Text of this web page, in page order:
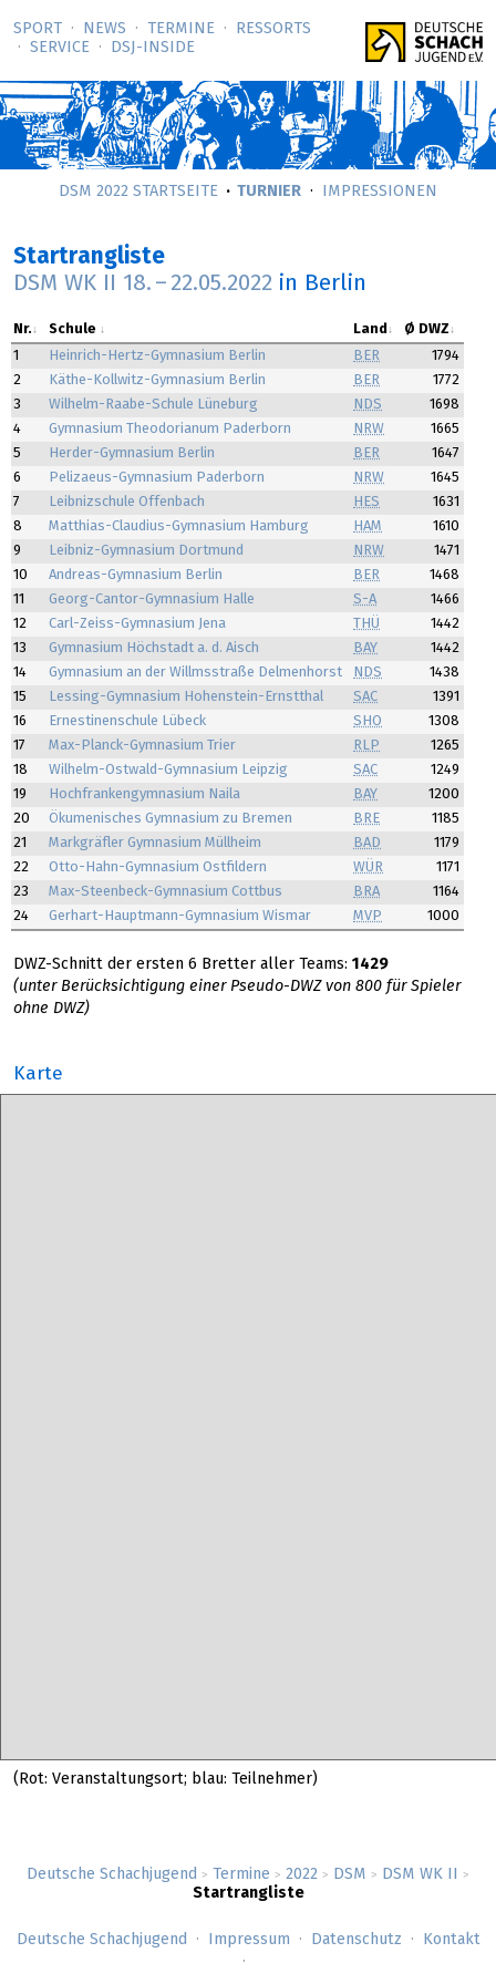
SPORT NEWS TERMINE
RESSORTS
SERVICE
DSJ-­INSIDE
Deutsche Schachjugend > Termine > 2022 > DSM > DSM WK II >
Startrangliste
DSM 2022 STARTSEITE TURNIER IMPRESSIONEN
Startrangliste
DSM WK II 18. – 22.05.2022 in Berlin
Nr. Schule Land
Ø DWZ
1
Heinrich-Hertz-Gymnasium Berlin BER
1794
2
Käthe-Kollwitz-Gymnasium Berlin BER
1772
3
Wilhelm-Raabe-Schule Lüneburg NDS
1698
4
Gymnasium Theodorianum Paderborn NRW
1665
5
Herder-Gymnasium Berlin BER
1647
6
Pelizaeus-Gymnasium Paderborn NRW
1645
7
Leibnizschule Offenbach HES
1631
8
Matthias-Claudius-Gymnasium Hamburg HAM
1610
9
Leibniz-Gymnasium Dortmund NRW
1471
10
Andreas-Gymnasium Berlin BER
1468
11
Georg-Cantor-Gymnasium Halle S-A
1466
12
Carl-Zeiss-Gymnasium Jena THÜ
1442
13
Gymnasium Höchstadt a. d. Aisch BAY
1442
14
Gymnasium an der Willmsstraße Delmenhorst NDS
1438
15
Lessing-Gymnasium Hohenstein-Ernstthal SAC
1391
16
Ernestinenschule Lübeck SHO
1308
17
Max-Planck-Gymnasium Trier RLP
1265
18
Wilhelm-Ostwald-Gymnasium Leipzig SAC
1249
19
Hochfrankengymnasium Naila BAY
1200
20
Ökumenisches Gymnasium zu Bremen BRE
1185
21
Markgräfler Gymnasium Müllheim BAD
1179
22
Otto-Hahn-Gymnasium Ostfildern WÜR
1171
23
Max-Steenbeck-Gymnasium Cottbus BRA
1164
24
Gerhart-Hauptmann-Gymnasium Wismar MVP 1000
DWZ-Schnitt der ersten 6 Bretter aller Teams: 1429
(unter Berücksichtigung einer Pseudo-DWZ von 800 für Spieler
ohne DWZ)
Karte
(Rot: Veranstaltungsort; blau: Teilnehmer)
Deutsche Schachjugend Impressum Datenschutz Kontakt